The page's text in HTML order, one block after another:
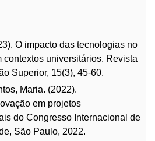
O impacto das tecnologias no
contextos universitários. Revista
Superior, 15(3), 45-60.
Maria. (2022).
em projetos
do Congresso Internacional de
São Paulo, 2022.